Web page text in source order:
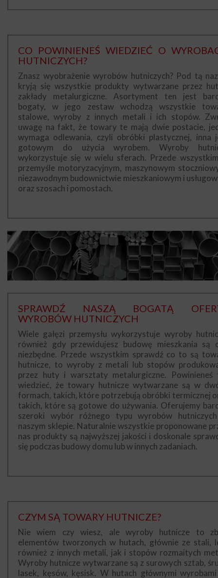
CO POWINIENEŚ WIEDZIEĆ O
HUTNICZYCH?
Znasz wyobrażenie wyrobów hutniczych? Pod tą
kryją się wszystkie produkty wytwarzane przez
zakłady metalurgiczne. Asortyment ten jest
bogaty, w jego zestaw wchodzą wszystkie
stalowe, wyroby z innych metali i ich stopów.
uwagę na fakt, że towary te mają dwie postacie,
wymaga odlewania, czyli obróbki plastycznej, inna
gotowym do użycia wyrobem. Wyroby
wykorzystuje się w wielu sferach. Przede
przemyśle motoryzacyjnym, maszynowym
niezawodnym budownictwie mieszkaniowym i
oraz szosach i pomostach.
SPRAWDŹ NASZĄ BOGATĄ
WYROBÓW HUTNICZYCH
Wiele gałęzi przemysłu wykorzystuje wyroby
również gdy przewidujesz budowę mieszkania są
niezbędne. Przede wszystkim sprawdź co to są
hutnicze, to wyroby z metali lub stopów
przez huty i warsztaty metalurgiczne. Powinieneś
wiedzieć, że towary hutnicze wytwarzane są w
formach, takich, które potrzebują obróbki termicznej
takich, które są gotowe do używania. Oferujemy
szeroki wybór różnego typu wyrobów
naszym sklepie. Naturalnie wszystkie proponowane
nas produkty są najwyższej jakości i doskonale
się podczas budowy domu lub w innych zadaniach.
CZYM SĄ TOWARY HUTNICZE?
Nie wiem czy wiesz, ale wyroby hutnicze to
elementów tworzonych w hutach, głównie ze stali,
również z innych metali, jak i stopów rozmaitych
Wyroby hutnicze wytwarzane są z surowych sztab,
lasek, kęsów, kęsisk. W hutach głównymi